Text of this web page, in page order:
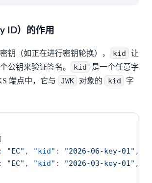
ID）的作用
钥（如正在进行密钥轮换）， kid
让
公钥来验证签名。
kid
是一个任意字
端点中，它与
JWK 对象的 kid
字
[
: "EC" , "kid" : "2026-06-key-01" ,
: "EC" , "kid" : "2026-03-key-01" ,